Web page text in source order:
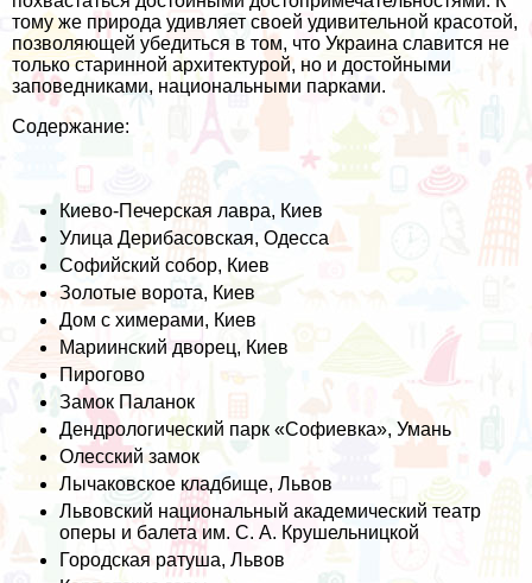
тому же природа удивляет своей удивительной красотой,
позволяющей убедиться в том, что Украина славится не
только старинной архитектурой, но и достойными
заповедниками, национальными парками.
Содержание:
Киево-Печерская лавра, Киев
Улица Дерибасовская, Одесса
Софийский собор, Киев
Золотые ворота, Киев
Дом с химерами, Киев
Мариинский дворец, Киев
Пирогово
Замок Паланок
Дендрологический парк «Софиевка», Умань
Олесский замок
Лычаковское кладбище, Львов
Львовский национальный академический театр
оперы и балета им. С. А. Крушельницкой
Городская ратуша, Львов